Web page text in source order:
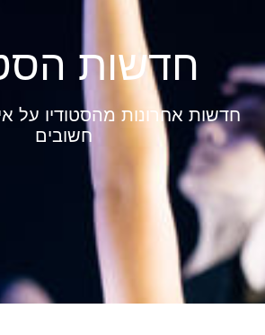
חדשות
חדשות אחרונות מהסטודיו על
חשובים